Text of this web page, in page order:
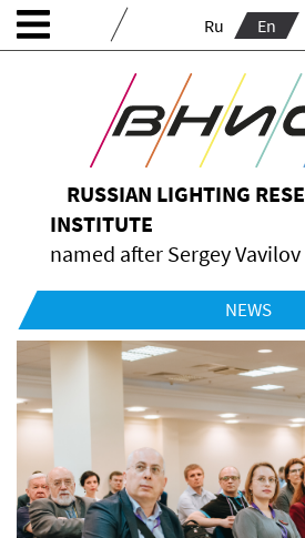
Ru En
RUSSIAN LIGHTING RESEARCH
INSTITUTE
named after Sergey Vavilov
NEWS